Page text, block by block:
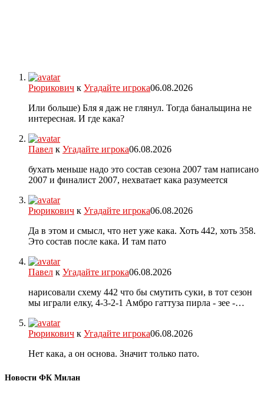
Рюрикович к Угадайте игрока06.08.2026
Или больше) Бля я даж не глянул. Тогда банальщина не
интересная. И где кака?
Павел к Угадайте игрока06.08.2026
бухать меньше надо это состав сезона 2007 там написано
2007 и финалист 2007, нехватает кака разумеется
Рюрикович к Угадайте игрока06.08.2026
Да в этом и смысл, что нет уже кака. Хоть 442, хоть 358.
Это состав после кака. И там пато
Павел к Угадайте игрока06.08.2026
нарисовали схему 442 что бы смутить суки, в тот сезон
мы играли елку, 4-3-2-1 Амбро гаттуза пирла - зее -…
Рюрикович к Угадайте игрока06.08.2026
Нет кака, а он основа. Значит только пато.
Новости ФК Милан